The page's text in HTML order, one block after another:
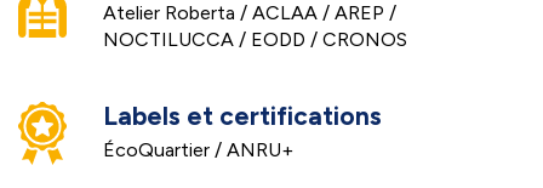
Atelier Roberta / ACLAA / AREP /
NOCTILUCCA / EODD / CRONOS
Labels et certifications
ÉcoQuartier / ANRU+